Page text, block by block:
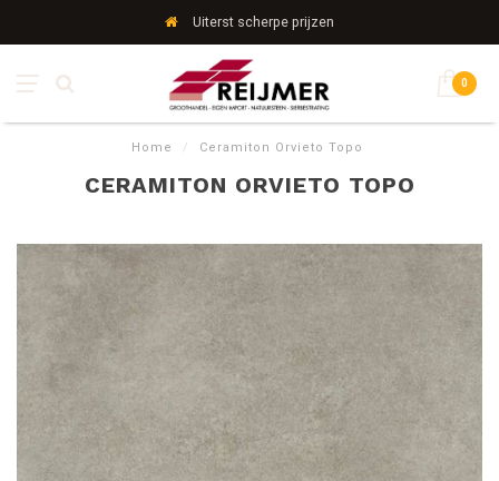
Uiterst scherpe prijzen
0
Home / Ceramiton Orvieto Topo
CERAMITON ORVIETO TOPO